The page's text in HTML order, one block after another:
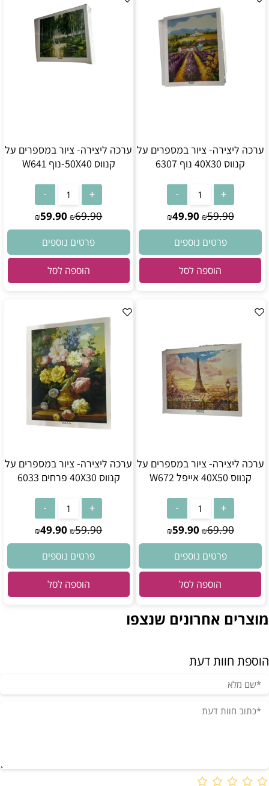
ערכה ליצירה- ציור במספרים על
קנווס 40X30 נוף 6307
₪59.90
₪49.90
פרטים נוספים
הוספה לסל
ערכה ליצירה- ציור במספרים על
קנווס 50X40-נוף W641
₪69.90
₪59.90
פרטים נוספים
הוספה לסל
ערכה ליצירה- ציור במספרים על
קנווס 40X50 אייפל W672
₪69.90
₪59.90
פרטים נוספים
הוספה לסל
ערכה ליצירה- ציור במספרים על
קנווס 40X30 פרחים 6033
₪59.90
₪49.90
פרטים נוספים
הוספה לסל
מוצרים אחרונים שנצפו
הוספת חוות דעת